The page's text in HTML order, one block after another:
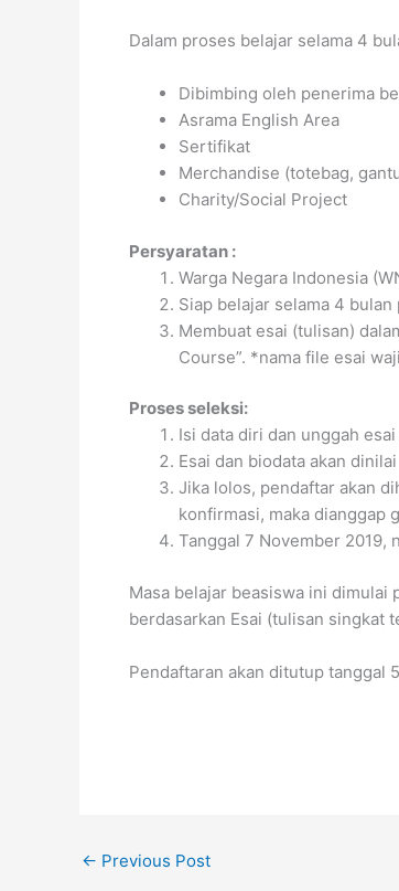
Dalam proses belajar selama 4
Dibimbing oleh penerima
Asrama English Area
Sertifikat
Merchandise (totebag,
Charity/Social Project
Persyaratan :
Warga Negara Indonesia
Siap belajar selama 4 bulan
Membuat esai (tulisan)
Course”. *nama file esai
Proses seleksi:
Isi data diri dan unggah
Esai dan biodata akan dinilai
Jika lolos, pendaftar akan
konfirmasi, maka dianggap
Tanggal 7 November 2019,
Masa belajar beasiswa ini dimulai
berdasarkan Esai (tulisan singkat
Pendaftaran akan ditutup tanggal
← Previous Post